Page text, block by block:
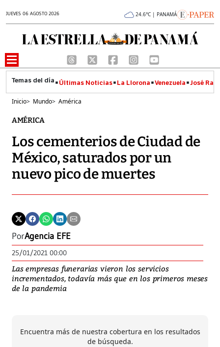
JUEVES 06 AGOSTO 2026 24.6°C | PANAMÁ
Últimas Noticias La Llorona Venezuela José
Inicio> Mundo> América
AMÉRICA
Los cementerios de Ciudad de
México, saturados por un
nuevo pico de muertes
PorAgencia EFE
25/01/2021 00:00
Las empresas funerarias vieron los servicios
incrementados, todavía más que en los primeros meses
de la pandemia
Encuentra más de nuestra cobertura en los resultados
de búsqueda.